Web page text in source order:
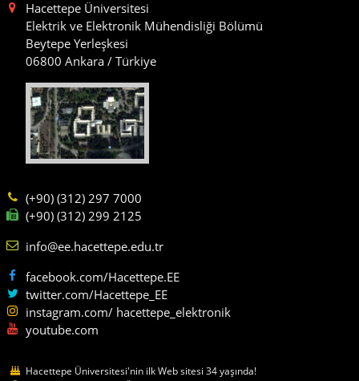
Hacettepe Üniversitesi
Elektrik ve Elektronik Mühendisliği Bölümü
Beytepe Yerleşkesi
06800 Ankara / Türkiye
(+90) (312) 297 7000
(+90) (312) 299 2125
info@ee.hacettepe.edu.tr
facebook.com/Hacettepe.EE
twitter.com/Hacettepe_EE
instagram.com/ hacettepe_elektronik
youtube.com
Hacettepe Üniversitesi'nin ilk Web sitesi 34 yaşında!